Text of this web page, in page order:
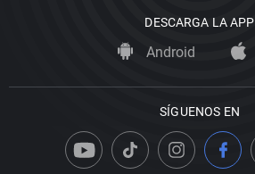
DESCARGA LA APP
Android
SÍGUENOS EN